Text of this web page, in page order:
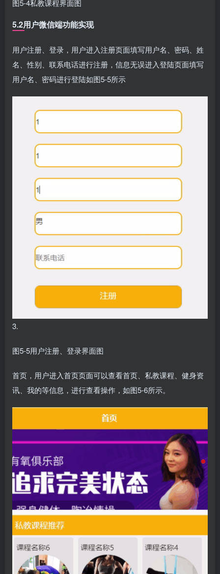
图5-4私教课程界面图
5.2用户微信端功能实现
用户注册、登录，用户进入注册页面填写用户名、密码、姓
名、性别、联系电话进行注册，信息无误进入登陆页面填写
用户名、密码进行登陆如图5-5所示
3.
图5-5用户注册、登录界面图
首页，用户进入首页页面可以查看首页、私教课程、健身资
讯、我的等信息，进行查看操作，如图5-6所示。